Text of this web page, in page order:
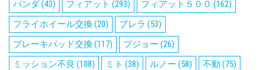
パンダ(43) フィアット (293) フィアット５００ (162)
フライホイール交換(20) ブレラ (53)
ブレーキパッド交換(117) プジョー (26)
ミッション不良 (108) ミト (38) ルノー (58) 不動 (75)